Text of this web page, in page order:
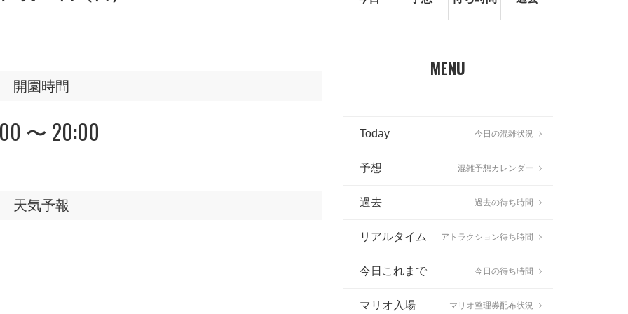
開園時間
〜 20:00
天気予報
MENU
Today 今日の混雑状況
予想 混雑予想カレンダー
過去 過去の待ち時間
リアルタイム アトラクション待ち時間
今日これまで 今日の待ち時間
マリオ入場 マリオ整理券配布状況